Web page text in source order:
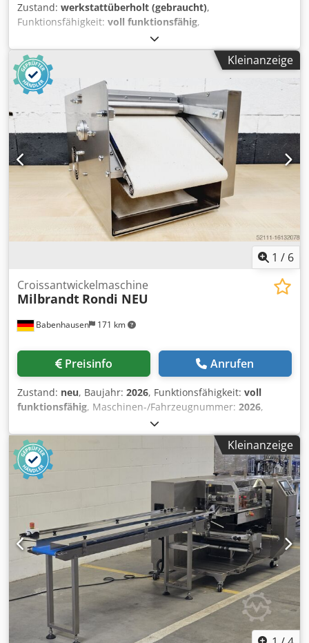
Zustand: werkstattüberholt (gebraucht),
Funktionsfähigkeit: voll funktionsfähig,
, Eingangsfrequenz:
geprüft bis:09/2026, Garantiezeit:6 Monate, Jahr der
letzten Überholung:
, Brötchenpresse Fortuna
Halbautomat Gr. 4 Halbautomat 30-teilig für perfekte
Teiglinge robuste Bauart für hohe Lebensdauer Teilkopf
NEU überarbeitet Teigeinlage bis 3300g, geringer
Platzbedarf Anschluss 400V, 16A-CEE Stecker
Gebrauchtmaschine überholt Qualität vom Fachbetrieb!
Dodpfx Ajxxgl Iebueck Profitieren Sie aus über 35 Jahren
Erfahrung! Option: Edelstahl Podest Wirkteller Neu Service
Paket Wartungsvertrag Einweisung & Inbetriebnahme
Lieferservice Wir haben eine große Auswahl an
Brötchenpressen auf Lager!
Kleinanzeige
1 / 6
Babenhausen 171 km
Croissantwickelmaschine
Milbrandt Rondi NEU
Preisinfo Anrufen
Zustand: neu, Baujahr: 2026, Funktionsfähigkeit: voll
funktionsfähig, Maschinen-/Fahrzeugnummer: 2026,
, Eingangsspannung:
geprüft bis:09/2028, Arbeitsbreite:250 mm,
Förderbandbreite:
, Art des Eingangsstroms:
Drehstrom
, Gesamtbreite: , Gesamtlänge:450
mm, Gesamthöhe:
, NEU +++ NEU Croissantwickler
Wickelmaschine NEU +++ NEU TOP Modell: Rondi
Croissantroller Edelstahlausführung Tischgerät für die
rationelle Herstellung von Croissants einfache Bedienung
für ungefüllte Croissants Leistung bis 700 Stück/Std. nur
bei uns DGUV V3 Elektrogeprüft Anschluss 400V, 16A-CEE
Stecker Masse: 300 x 450 x 270 mm, TxBxH NEU Maschine
& SAB geprüft mit Gewährleistung + Ersatzteil Service
Option: Dcsdpfx Aetpl Ursbujk Lieferservice Leasing & Miet
Service Fahrtisch Wartungsvertrag Service Paket Ersatzteil-
Box Viele weitere Bäckereimaschinen auf Lager!
Kleinanzeige